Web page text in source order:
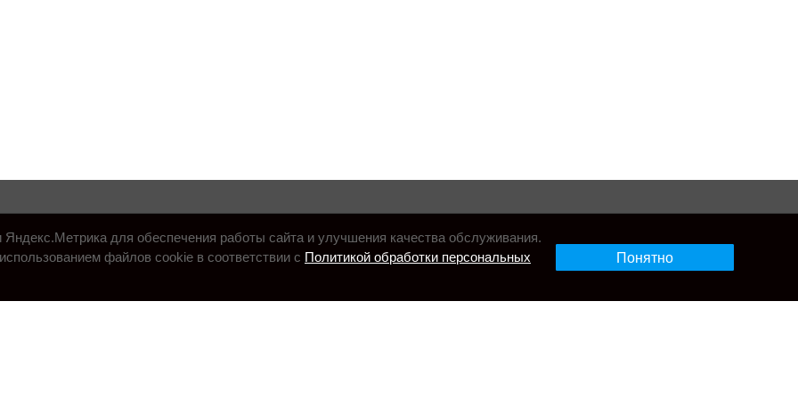
для обеспечения работы сайта и улучшения качества обслуживания.
файлов cookie в соответствии с Политикой обработки персональных
Понятно